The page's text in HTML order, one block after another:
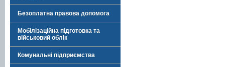
Безоплатна правова допомога
Мобілізаційна підготовка та
військовий облік
Комунальні підприємства